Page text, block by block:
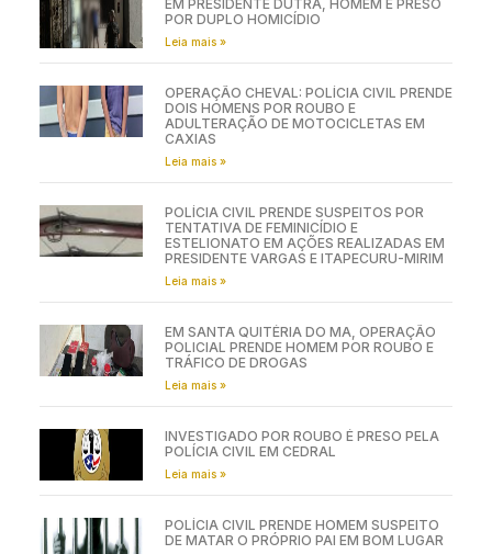
EM PRESIDENTE DUTRA, HOMEM É PRESO
POR DUPLO HOMICÍDIO
Leia mais »
OPERAÇÃO CHEVAL: POLÍCIA CIVIL PRENDE
DOIS HOMENS POR ROUBO E
ADULTERAÇÃO DE MOTOCICLETAS EM
CAXIAS
Leia mais »
POLÍCIA CIVIL PRENDE SUSPEITOS POR
TENTATIVA DE FEMINICÍDIO E
ESTELIONATO EM AÇÕES REALIZADAS EM
PRESIDENTE VARGAS E ITAPECURU-MIRIM
Leia mais »
EM SANTA QUITÉRIA DO MA, OPERAÇÃO
POLICIAL PRENDE HOMEM POR ROUBO E
TRÁFICO DE DROGAS
Leia mais »
INVESTIGADO POR ROUBO É PRESO PELA
POLÍCIA CIVIL EM CEDRAL
Leia mais »
POLÍCIA CIVIL PRENDE HOMEM SUSPEITO
DE MATAR O PRÓPRIO PAI EM BOM LUGAR